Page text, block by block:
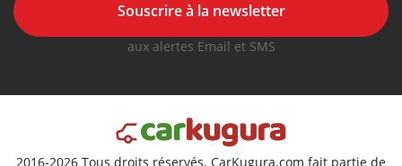
Souscrire à la newsletter
aux alertes Email et SMS
2016-2026 Tous droits réservés. CarKugura.com fait partie de